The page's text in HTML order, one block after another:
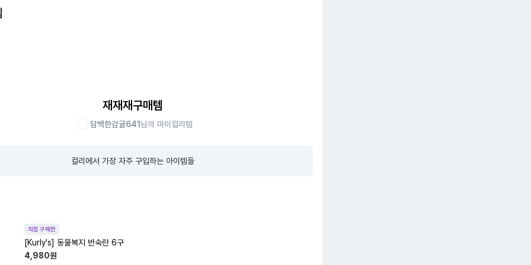
재재재구매템
담백한감귤641 님의 마이컬리템
컬리에서 가장 자주 구입하는 아이템들
직접 구매한
[Kurly's] 동물복지 반숙란 6구
4,980원